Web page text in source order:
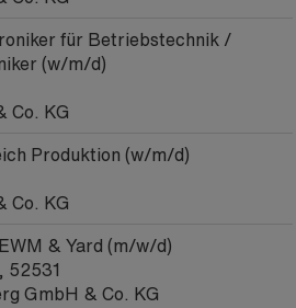
für Betriebstechnik /
(w/m/d)
Co. KG
Produktion (w/m/d)
Co. KG
& Yard (m/w/d)
52531
GmbH & Co. KG